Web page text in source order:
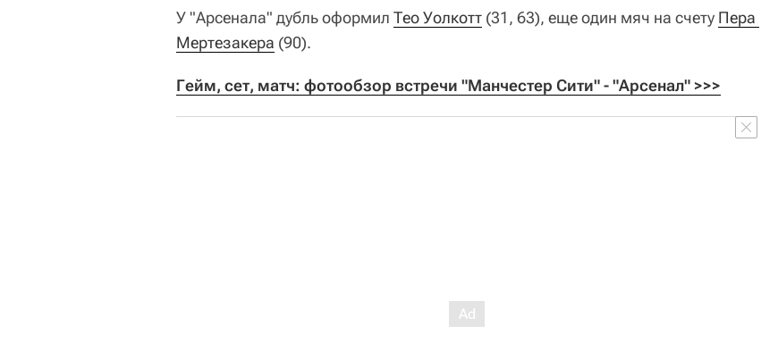
У "Арсенала" дубль оформил Тео Уолкотт (31, 63), еще один мяч на счету Пера
Мертезакера (90).
Гейм, сет, матч: фотообзор встречи "Манчестер Сити" - "Арсенал" >>>